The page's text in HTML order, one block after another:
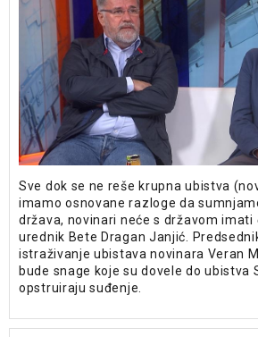
Sve dok se ne reše krupna ubistva
imamo osnovane razloge da
država, novinari neće s državom imati
urednik Bete Dragan Janjić.
istraživanje ubistava novinara Veran
bude snage koje su dovele do ubistva
opstruiraju suđenje.